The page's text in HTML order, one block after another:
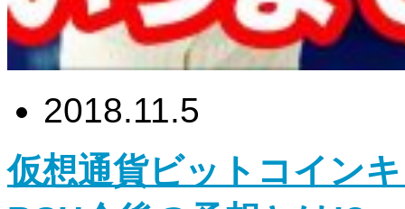
2018.11.5
仮想通貨ビットコイン